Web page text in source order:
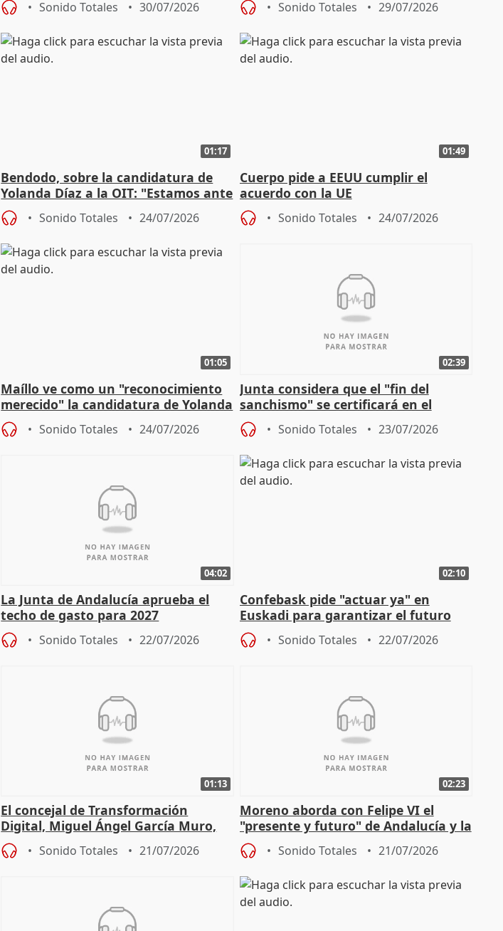
Sonido Totales 30/07/2026 Sonido Totales 29/07/2026
01:17
Bendodo, sobre la candidatura de
Yolanda Díaz a la OIT: "Estamos ante
un plan de evacuación"
Sonido Totales 24/07/2026
01:49
Cuerpo pide a EEUU cumplir el
acuerdo con la UE
Sonido Totales 24/07/2026
01:05
Maíllo ve como un "reconocimiento
merecido" la candidatura de Yolanda
Díaz a la OIT
Sonido Totales 24/07/2026
02:39
Junta considera que el "fin del
sanchismo" se certificará en el
Congreso con la "caída" del techo de
Sonido Totales 23/07/2026
04:02
La Junta de Andalucía aprueba el
techo de gasto para 2027
Sonido Totales 22/07/2026
02:10
Confebask pide "actuar ya" en
Euskadi para garantizar el futuro
con un pacto de país
Sonido Totales 22/07/2026
01:13
El concejal de Transformación
Digital, Miguel Ángel García Muro,
sobre la Ordenanza del Dato
Sonido Totales 21/07/2026
02:23
Moreno aborda con Felipe VI el
"presente y futuro" de Andalucía y la
preocupación por los incendios
Sonido Totales 21/07/2026